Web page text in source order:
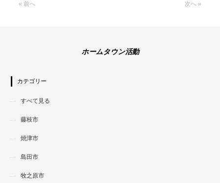
« 前へ 次へ »
ホームタウン活動
カテゴリー
すべて見る
藤枝市
焼津市
島田市
牧之原市